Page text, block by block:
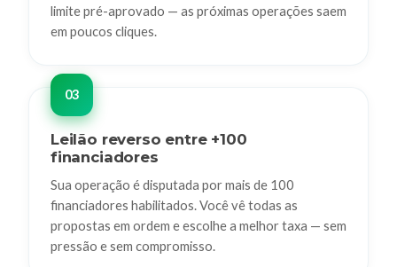
limite pré-aprovado — as próximas operações saem
em poucos cliques.
Leilão reverso entre +100
financiadores
Sua operação é disputada por mais de 100
financiadores habilitados. Você vê todas as
propostas em ordem e escolhe a melhor taxa — sem
pressão e sem compromisso.